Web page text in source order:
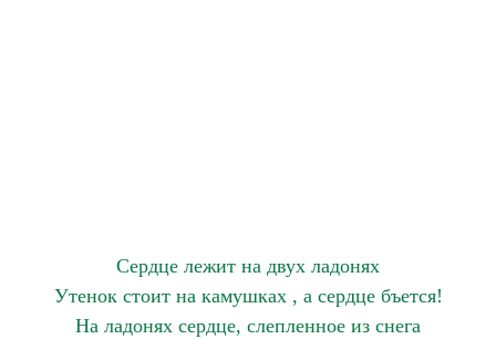
Сердце лежит на двух ладонях
Утенок стоит на камушках , а сердце бъется!
На ладонях сердце, слепленное из снега